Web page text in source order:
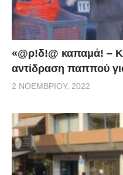
«@ρ!δ!@ καπαμά! –
αντίδραση παππού για
2 ΝΟΕΜΒΡΊΟΥ, 2022